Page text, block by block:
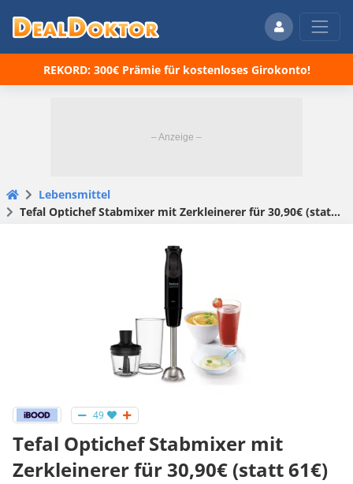
REKORD: 300€ Prämie für kostenloses Girokonto!
Lebensmittel
Tefal Optichef Stabmixer mit Zerkleinerer für 30,90€ (statt 61€)
49
Tefal Optichef Stabmixer mit
Zerkleinerer für 30,90€ (statt 61€)